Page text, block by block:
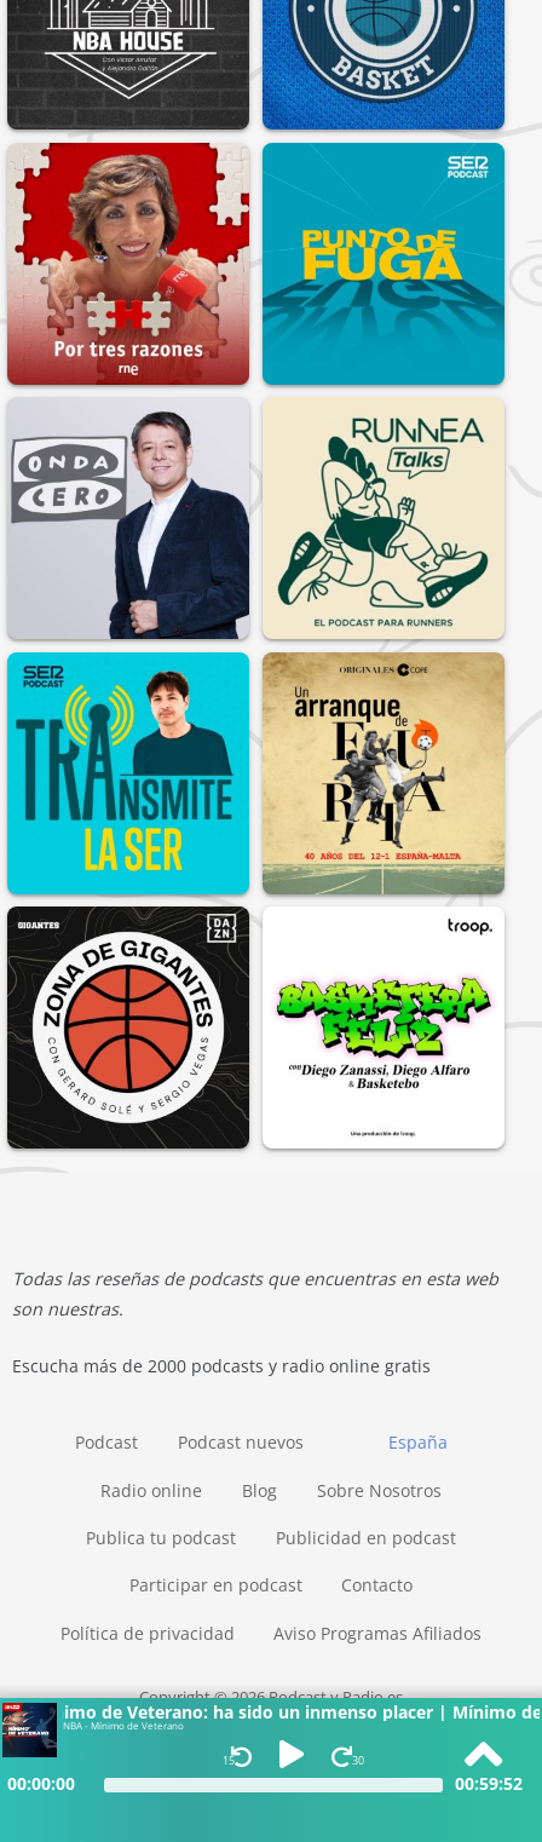
de Veterano: ha sido un inmenso placer | Mínimo de
NBA - Mínimo de Veterano
15 30
00:00:00 00:59:52
Todas las reseñas de podcasts que encuentras en esta web
son nuestras.
Escucha más de 2000 podcasts y radio online gratis
España
Podcast Podcast nuevos
Radio online Blog Sobre Nosotros
Publica tu podcast Publicidad en podcast
Participar en podcast Contacto
Política de privacidad Aviso Programas Afiliados
Copyright © 2026 Podcast y Radio.es